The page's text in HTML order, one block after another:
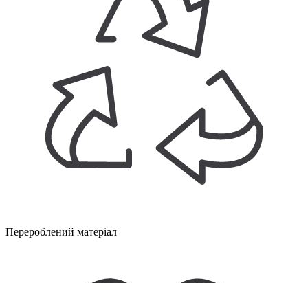
Перероблений матеріал